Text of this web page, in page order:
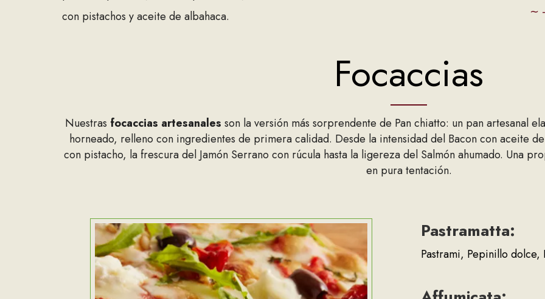
con pistachos y aceite de albahaca.
∼
Focaccias
Nuestras focaccias artesanales son la versión más sorprendente de Pan chiatto: un pan artesanal
horneado, relleno con ingredientes de primera calidad. Desde la intensidad del Bacon con aceite
con pistacho, la frescura del Jamón Serrano con rúcula hasta la ligereza del Salmón ahumado. Una
en pura tentación.
Pastramatta:
Pastrami, Pepinillo dolce,